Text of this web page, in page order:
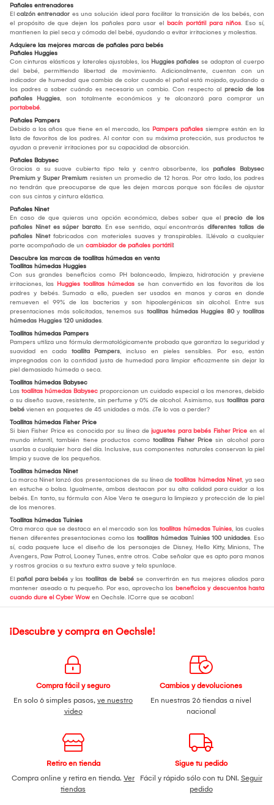
Pañales entrenadores
El calzón entrenador es una solución ideal para facilitar la transición de los bebés, con
el propósito de que dejen los pañales para usar el bacín portátil para niños. Eso sí,
mantienen la piel seca y cómoda del bebé, ayudando a evitar irritaciones y molestias.
Adquiere las mejores marcas de pañales para bebés
Pañales Huggies
Con cinturas elásticas y laterales ajustables, los Huggies pañales se adaptan al cuerpo
del bebé, permitiendo libertad de movimiento. Adicionalmente, cuentan con un
indicador de humedad que cambia de color cuando el pañal está mojado, ayudando a
los padres a saber cuándo es necesario un cambio. Con respecto al precio de los
pañales Huggies, son totalmente económicos y te alcanzará para comprar un
portabebé.
Pañales Pampers
Debido a los años que tiene en el mercado, los Pampers pañales siempre están en la
lista de favoritos de los padres. Al contar con su máxima protección, sus productos te
ayudan a prevenir irritaciones por su capacidad de absorción.
Pañales Babysec
Gracias a su suave cubierta tipo tela y centro absorbente, los pañales Babysec
Premium y Super Premium resisten un promedio de 12 horas. Por otro lado, los padres
no tendrán que preocuparse de que les dejen marcas porque son fáciles de ajustar
con sus cintas y cintura elástica.
Pañales Ninet
En caso de que quieras una opción económica, debes saber que el precio de los
pañales Ninet es súper barato. En ese sentido, aquí encontrarás diferentes tallas de
pañales Ninetfabricados con materiales suaves y transpirables. ¡Llévalo a cualquier
parte acompañado de un cambiador de pañales portátil!
Descubre las marcas de toallitas húmedas en venta
Toallitas húmedas Huggies
Con sus grandes beneficios como PH balanceado, limpieza, hidratación y previene
irritaciones, las Huggies toallitas húmedas se han convertido en las favoritas de los
padres y bebés. Sumado a ello, pueden ser usados en manos y caras en donde
remueven el 99% de las bacterias y son hipoalergénicas sin alcohol. Entre sus
presentaciones más solicitadas, tenemos sus toallitas húmedas Huggies 80 y toallitas
húmedas Huggies 120 unidades.
Toallitas húmedas Pampers
Pampers utiliza una fórmula dermatológicamente probada que garantiza la seguridad y
suavidad en cada toallita Pampers, incluso en pieles sensibles. Por eso, están
impregnadas con la cantidad justa de humedad para limpiar eficazmente sin dejar la
piel demasiado húmeda o seca.
Toallitas húmedas Babysec
Las toallitas húmedas Babysec proporcionan un cuidado especial a los menores, debido
a su diseño suave, resistente, sin perfume y 0% de alcohol. Asimismo, sus toallitas para
bebé vienen en paquetes de 45 unidades a más. ¿Te lo vas a perder?
Toallitas húmedas Fisher Price
Si bien Fisher Price es conocida por su línea de juguetes para bebés Fisher Price en el
mundo infantil, también tiene productos como toallitas Fisher Price sin alcohol para
usarlas a cualquier hora del día. Inclusive, sus componentes naturales conservan la piel
limpia y suave de los pequeños.
Toallitas húmedas Ninet
La marca Ninet lanzó dos presentaciones de su línea de toallitas húmedas Ninet, ya sea
en estuche o bolsa. Igualmente, ambas destacan por su alta calidad para cuidar a los
bebés. En tanto, su fórmula con Aloe Vera te asegura la limpieza y protección de la piel
de los menores.
Toallitas húmedas Tuinies
Otra marca que se destaca en el mercado son las toallitas húmedas Tuinies, las cuales
tienen diferentes presentaciones como las toallitas húmedas Tuinies 100 unidades. Eso
sí, cada paquete luce el diseño de los personajes de Disney, Hello Kitty, Minions, The
Avengers, Paw Patrol, Looney Tunes, entre otros. Cabe señalar que es apto para manos
y rostros gracias a su textura extra suave y tela spunlace.
El pañal para bebés y las toallitas de bebé se convertirán en tus mejores aliados para
mantener aseado a tu pequeño. Por eso, aprovecha los beneficios y descuentos hasta
cuando dure el Cyber Wow en Oechsle. ¡Corre que se acaban!
¡Descubre y compra en Oechsle!
Compra fácil y seguro
En solo 6 simples pasos, ve nuestro
video
Cambios y devoluciones
En nuestras 26 tiendas a nivel
nacional
Retiro en tienda
Compra online y retira en tienda. Ver
tiendas
Sigue tu pedido
Fácil y rápido sólo con tu DNI. Seguir
pedido